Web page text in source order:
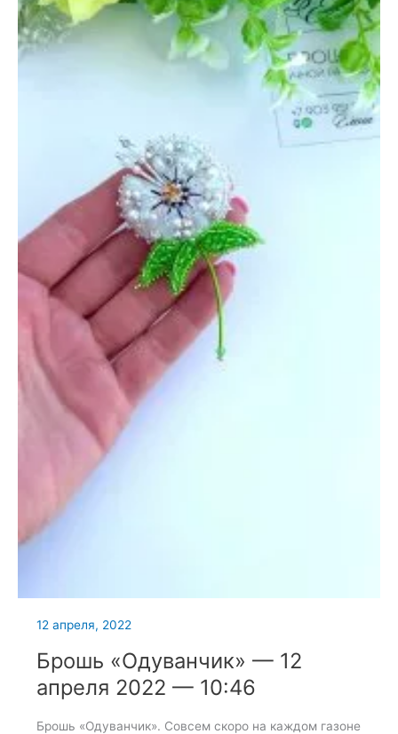
2022
—
10:49
12 апреля, 2022
Брошь «Одуванчик» — 12
апреля 2022 — 10:46
Брошь «Одуванчик». Совсем скоро на каждом газоне